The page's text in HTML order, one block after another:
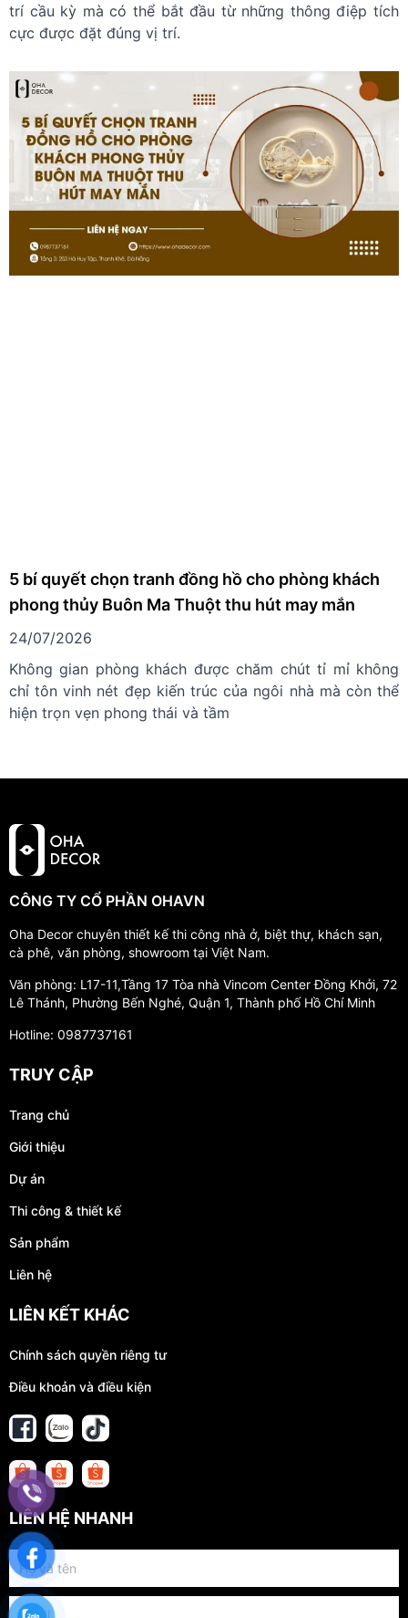
trí cầu kỳ mà có thể bắt đầu từ những thông điệp tích
cực được đặt đúng vị trí.
5 bí quyết chọn tranh đồng hồ cho phòng khách
phong thủy Buôn Ma Thuột thu hút may mắn
24/07/2026
Không gian phòng khách được chăm chút tỉ mỉ không
chỉ tôn vinh nét đẹp kiến trúc của ngôi nhà mà còn thể
hiện trọn vẹn phong thái và tầm
CÔNG TY CỔ PHẦN OHAVN
Oha Decor chuyên thiết kế thi công nhà ở, biệt thự, khách sạn,
cà phê, văn phòng, showroom tại Việt Nam.
Văn phòng: L17-11,Tầng 17 Tòa nhà Vincom Center Đồng Khởi, 72
Lê Thánh, Phường Bến Nghé, Quận 1, Thành phố Hồ Chí Minh
Hotline: 0987737161
TRUY CẬP
Trang chủ
Giới thiệu
Dự án
Thi công & thiết kế
Sản phẩm
Liên hệ
LIÊN KẾT KHÁC
Chính sách quyền riêng tư
Điều khoản và điều kiện
LIÊN HỆ NHANH